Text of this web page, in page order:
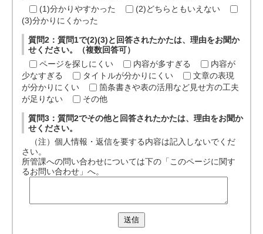
(1)分かりやすかった
(2)どちらともいえない
(3)分かりにくかった
質問2：質問1で(2)(3)と回答されたかたは、理由をお聞か
せください。（複数回答可）
ページを探しにくい
内容が多すぎる
内容が
少なすぎる
タイトルが分かりにくい
文章の表現
が分かりにくい
箇条書きや表の活用など見せ方の工夫
が足りない
その他
質問3：質問2でその他と回答されたかたは、理由をお聞か
せください。
（注）個人情報・返信を要する内容は記入しないでくだ
さい。
所管課への問い合わせについては下の「このページに関す
るお問い合わせ」へ。
送信